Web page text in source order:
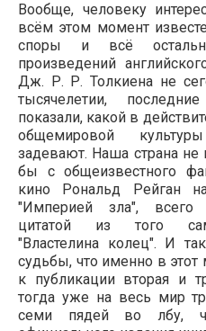
Вообще, человеку
всём этом момент
споры и всё
произведений
Дж. Р. Р. Толкиена не
тысячелетии,
показали, какой в
общемировой
задевают. Наша страна не
бы с общеизвестного
кино Рональд Рейган
"Империей зла", всего
цитатой из того
"Властелина колец". И
судьбы, что именно в этот
к публикации вторая и
тогда уже на весь мир
семи пядей во лбу,